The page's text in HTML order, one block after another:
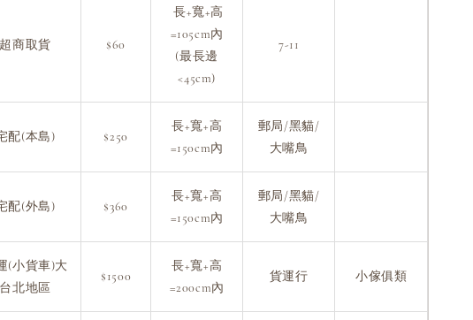
超商取貨 $60
長+寬+高
=105cm內
(最長邊
<45cm)
7-11
配(本島) $250
長+寬+高
=150cm內
郵局/黑貓/
大嘴鳥
配(外島) $360
長+寬+高
=150cm內
郵局/黑貓/
大嘴鳥
(小貨車)大
台北地區
$1500
長+寬+高
=200cm內
貨運行 小傢俱類